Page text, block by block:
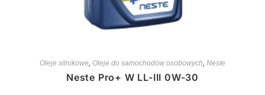
Oleje silnikowe, Oleje do samochodów osobowych, Neste
Neste Pro+ W LL-III 0W-30